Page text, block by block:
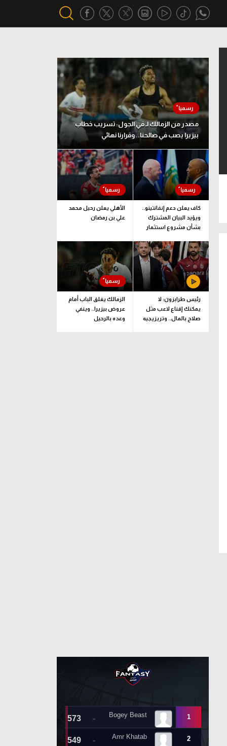
أقسام خاصة
Gamers
ميركاتو
تحقيق في الجول
تقرير في الجول
تحليل في الجول
حكايات في الجول
كويز في الجول
فيديو في الجول
مصدر من الزمالك لـ في الجول: تسريب خطاب
بيزيرا يصب في صالحنا.. وقرارنا نهائي
كاف يعلن دعم إنفانتينو..
ويؤيد البيان المشترك
بشأن مشروع استثمار
الأهلي يعلن رحيل محمد
علي بن رمضان
رئيس طرابزون: لا
يمكنك إقناع لاعب مثل
صلاح بالمال.. وتريزيجيه
الزمالك يغلق الباب أمام
عروض بيزيرا.. وينفي
وعده بالرحيل